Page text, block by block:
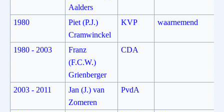
Aalders
1980
Piet (P.J.)
Cramwinckel
KVP waarnemend
1980 - 2003
Franz
(F.C.W.)
Grienberger
CDA
2003 - 2011
Jan (J.) van
Zomeren
PvdA